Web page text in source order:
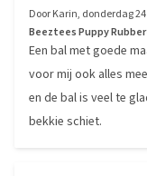
DoorKarin, donderdag
Beeztees Puppy
Een bal met goede
voor mij ook alles
en de bal is veel te
bekkie schiet.